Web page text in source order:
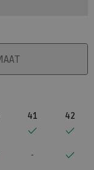
41
42